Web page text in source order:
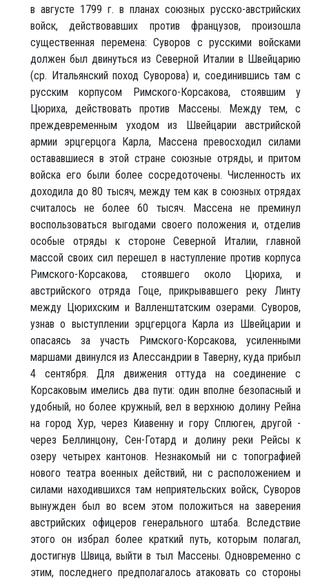
в августе 1799 г. в планах союзных русско-австрийских
войск, действовавших против французов, произошла
существенная перемена: Суворов с русскими войсками
должен был двинуться из Северной Италии в Швейцарию
(ср. Итальянский поход Суворова) и, соединившись там с
русским корпусом Римского-Корсакова, стоявшим у
Цюриха, действовать против Массены. Между тем, с
преждевременным уходом из Швейцарии австрийской
армии эрцгерцога Карла, Массена превосходил силами
остававшиеся в этой стране союзные отряды, и притом
войска его были более сосредоточены. Численность их
доходила до 80 тысяч, между тем как в союзных отрядах
считалось не более 60 тысяч. Массена не преминул
воспользоваться выгодами своего положения и, отделив
особые отряды к стороне Северной Италии, главной
массой своих сил перешел в наступление против корпуса
Римского-Корсакова, стоявшего около Цюриха, и
австрийского отряда Гоце, прикрывавшего реку Линту
между Цюрихским и Валленштатским озерами. Суворов,
узнав о выступлении эрцгерцога Карла из Швейцарии и
опасаясь за участь Римского-Корсакова, усиленными
маршами двинулся из Алессандрии в Таверну, куда прибыл
4 сентября. Для движения оттуда на соединение с
Корсаковым имелись два пути: один вполне безопасный и
удобный, но более кружный, вел в верхнюю долину Рейна
на город Хур, через Киавенну и гору Сплюген, другой -
через Беллинцону, Сен-Готард и долину реки Рейсы к
озеру четырех кантонов. Незнакомый ни с топографией
нового театра военных действий, ни с расположением и
силами находившихся там неприятельских войск, Суворов
вынужден был во всем этом положиться на заверения
австрийских офицеров генерального штаба. Вследствие
этого он избрал более краткий путь, которым полагал,
достигнув Швица, выйти в тыл Массены. Одновременно с
этим, последнего предполагалось атаковать со стороны